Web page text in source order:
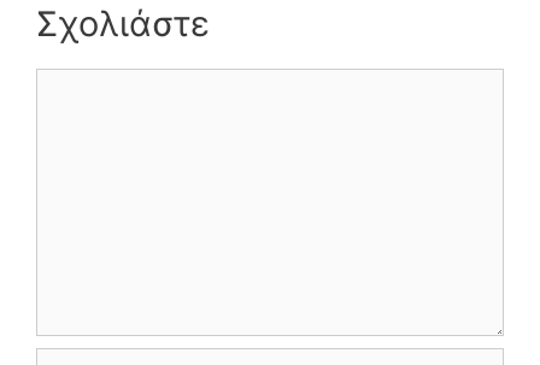
Σχολιάστε